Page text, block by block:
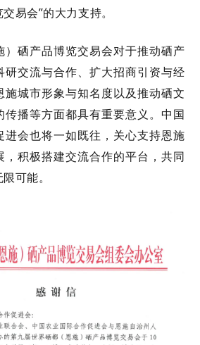
易会”的大力支持。
）硒产品博览交易会对于推动硒产
研交流与合作、扩大招商引资与经
施城市形象与知名度以及推动硒文
传播等方面都具有重要意义。中国
进会也将一如既往，关心支持恩施
，积极搭建交流合作的平台，共同
可能。